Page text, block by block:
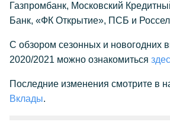
Газпромбанк, Московский
Банк, «ФК Открытие», ПСБ и
С обзором сезонных и новогодних
2020/2021 можно ознакомиться
Последние изменения смотрите в
Вклады.